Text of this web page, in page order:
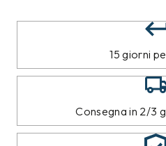
15 giorni
Consegna in 2/3